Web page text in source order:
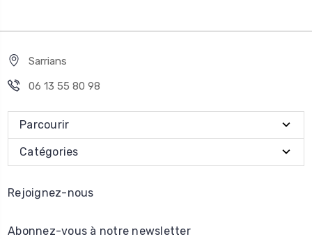
Sarrians
06 13 55 80 98
Parcourir
Catégories
Rejoignez-nous
Abonnez-vous à notre newsletter